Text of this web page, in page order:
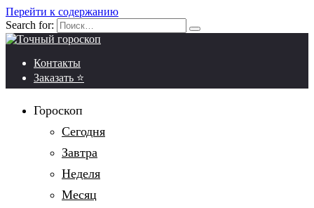
Перейти к содержанию
Search for:
Контакты
Заказать ⭐
Гороскоп
Сегодня
Завтра
Неделя
Месяц